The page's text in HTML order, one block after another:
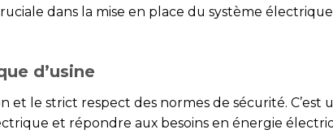
dans la mise en place du système
d’usine
et le strict respect des normes de sécurité. C’est
et répondre aux besoins en énergie